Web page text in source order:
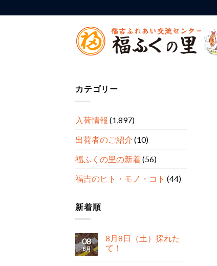
to
カテゴリー
入荷情報 (1,897)
出荷者のご紹介 (10)
福ふくの里の新着(56)
福吉のヒト・モノ・コト (44)
新着順
08
8月
8月8日（土）採れた
て！